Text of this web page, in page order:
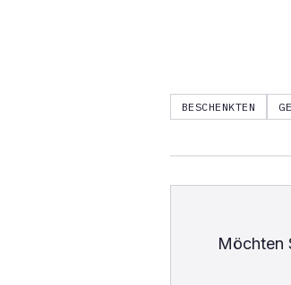
BESCHENKTEN
Möchten